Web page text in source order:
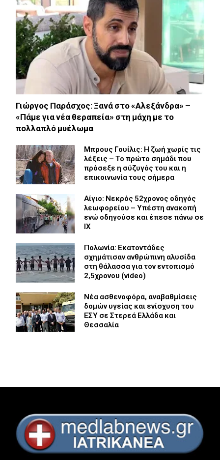
Γιώργος Παράσχος: Ξανά στο «Αλεξάνδρα» –
«Πάμε για νέα θεραπεία» στη μάχη με το
πολλαπλό μυέλωμα
Μπρους Γουίλις: Η ζωή χωρίς τις
λέξεις – Το πρώτο σημάδι που
πρόσεξε η σύζυγός του και η
επικοινωνία τους σήμερα
Αίγιο: Νεκρός 52χρονος οδηγός
λεωφορείου – Υπέστη ανακοπή
ενώ οδηγούσε και έπεσε πάνω σε
ΙΧ
Πολωνία: Εκατοντάδες
σχημάτισαν ανθρώπινη αλυσίδα
στη θάλασσα για τον εντοπισμό
2,5χρονου (video)
Νέα ασθενοφόρα, αναβαθμίσεις
δομών υγείας και ενίσχυση του
ΕΣΥ σε Στερεά Ελλάδα και
Θεσσαλία